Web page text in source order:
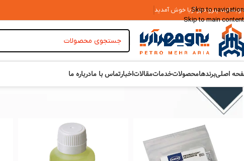
Skip to navigation
Skip to main content
وبسایت پترو مهر آریا خوش آمدید
اصلیبرندهامحصولاتخدماتمقالاتاخبارتماس با مادرباره ما